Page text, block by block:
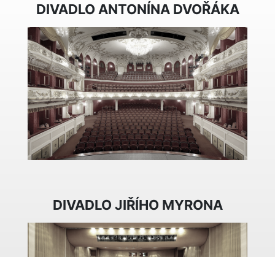
DIVADLO ANTONÍNA DVOŘÁKA
DIVADLO JIŘÍHO MYRONA